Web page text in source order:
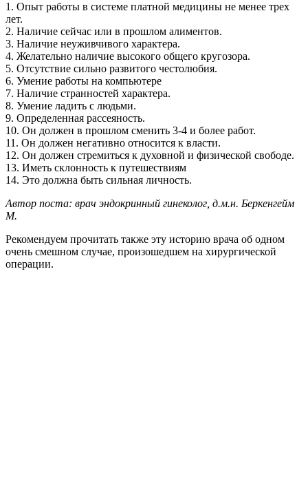
1 . Опыт работы в системе платной медицины не менее трех
лет.
2. Наличие сейчас или в прошлом алиментов.
3. Наличие неуживчивого характера.
4. Желательно наличие высокого общего кругозора.
5. Отсутствие сильно развитого честолюбия.
6. Умение работы на компьютере
7. Наличие странностей характера.
8. Умение ладить с людьми.
9. Определенная рассеяность.
10. Он должен в прошлом сменить 3-4 и более работ.
11 . Он должен негативно относится к власти.
12. Он должен стремиться к духовной и физической свободе.
13. Иметь склонность к путешествиям
14. Это должна быть сильная личность.
Автор поста: врач эндокринный гинеколог д.м.н. Беркенгейм
М.
Рекомендуем прочитать также эту историю врача об одном
очень смешном случае, произошедшем на хирургической
операции.